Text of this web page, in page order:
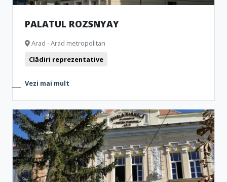
PALATUL ROZSNYAY
Arad - Arad metropolitan
Clădiri reprezentative
Vezi mai mult